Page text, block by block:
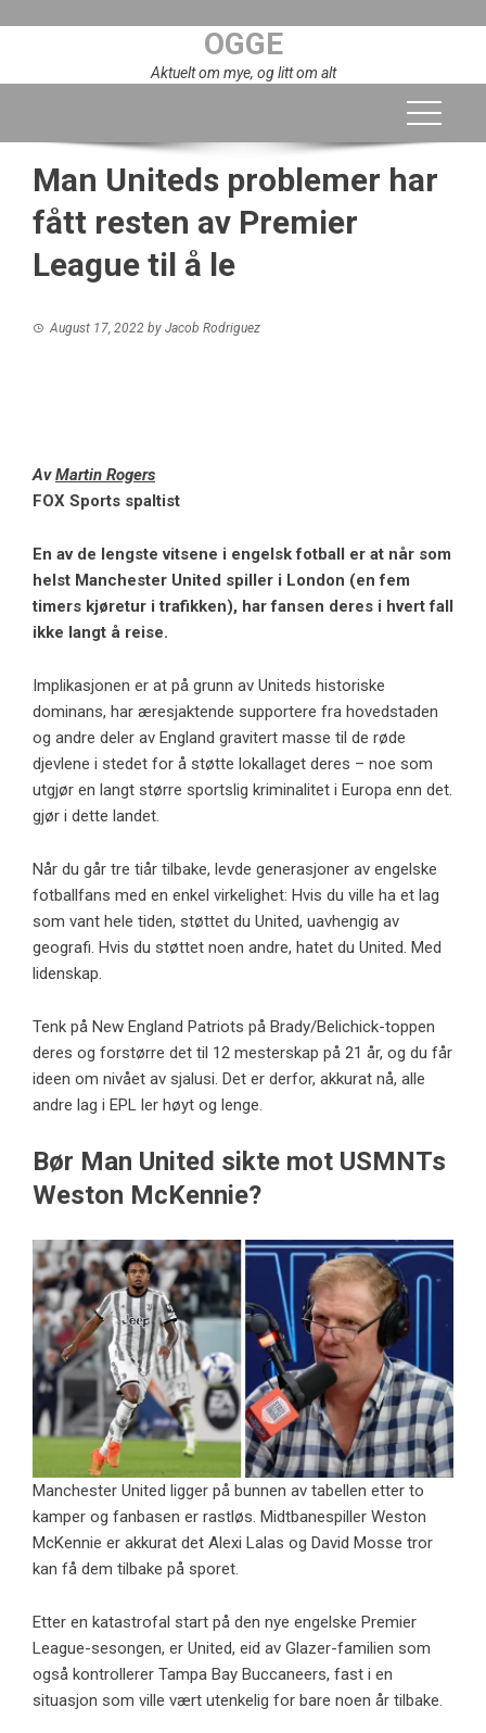
OGGE
Aktuelt om mye, og litt om alt
Man Uniteds problemer har
fått resten av Premier
League til å le
August 17, 2022 by Jacob Rodriguez
AvMartin Rogers
FOX Sports spaltist
En av de lengste vitsene i engelsk fotball er at når som
helst Manchester United spiller i London (en fem
timers kjøretur i trafikken), har fansen deres i hvert fall
ikke langt å reise.
Implikasjonen er at på grunn av Uniteds historiske
dominans, har æresjaktende supportere fra hovedstaden
og andre deler av England gravitert masse til de røde
djevlene i stedet for å støtte lokallaget deres – noe som
utgjør en langt større sportslig kriminalitet i Europa enn det.
gjør i dette landet.
Når du går tre tiår tilbake, levde generasjoner av engelske
fotballfans med en enkel virkelighet: Hvis du ville ha et lag
som vant hele tiden, støttet du United, uavhengig av
geografi. Hvis du støttet noen andre, hatet du United. Med
lidenskap.
Tenk på New England Patriots på Brady/Belichick-toppen
deres og forstørre det til 12 mesterskap på 21 år, og du får
ideen om nivået av sjalusi. Det er derfor, akkurat nå, alle
andre lag i EPL ler høyt og lenge.
Bør Man United sikte mot USMNTs
Weston McKennie?
Manchester United ligger på bunnen av tabellen etter to
kamper og fanbasen er rastløs. Midtbanespiller Weston
McKennie er akkurat det Alexi Lalas og David Mosse tror
kan få dem tilbake på sporet.
Etter en katastrofal start på den nye engelske Premier
League-sesongen, er United, eid av Glazer-familien som
også kontrollerer Tampa Bay Buccaneers, fast i en
situasjon som ville vært utenkelig for bare noen år tilbake.